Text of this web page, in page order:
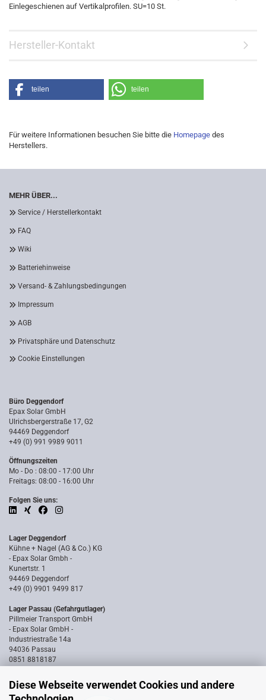
Diese Webseite verwendet Cookies und andere
Einlegeschienen auf Vertikalprofilen. SU=10 St.
Hersteller-Kontakt
teilen teilen
Für weitere Informationen besuchen Sie bitte die Homepage des
Herstellers.
MEHR ÜBER...
Service / Herstellerkontakt
FAQ
Wiki
Batteriehinweise
Versand- & Zahlungsbedingungen
Impressum
AGB
Privatsphäre und Datenschutz
Cookie Einstellungen
Büro Deggendorf
Epax Solar GmbH
Ulrichsbergerstraße 17, G2
94469 Deggendorf
+49 (0) 991 9989 9011
Öffnungszeiten
Mo - Do : 08:00 - 17:00 Uhr
Freitags: 08:00 - 16:00 Uhr
Folgen Sie uns:
Lager Deggendorf
Kühne + Nagel (AG & Co.) KG
- Epax Solar Gmbh -
Kunertstr. 1
94469 Deggendorf
+49 (0) 9901 9499 817
Lager Passau (Gefahrgutlager)
Pillmeier Transport GmbH
- Epax Solar GmbH -
Industriestraße 14a
94036 Passau
0851 8818187